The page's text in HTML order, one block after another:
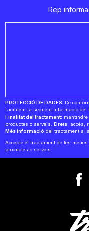
Rep
PROTECCIÓ DE DADES: De
facilitem la següent informació del
Finalitat del tractament:
productes o serveis. Drets: accés,
Més informació del tractament a la
Accepte el tractament de les
productes o serveis.